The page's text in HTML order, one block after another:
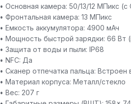
• Основная камера: 50/13/12 МПикс
• Фронтальная камера: 13 МПикс
• Емкость аккумулятора: 4900 мАч
• Мощность быстрой зарядки: 66 Вт
• Защита от воды и пыли: IP68
• NFC: Да
• Сканер отпечатка пальца: Встроен
• Материал корпуса: Металл/стекло
• Вес: 207 г